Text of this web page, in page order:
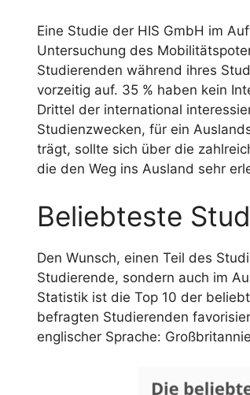
Eine Studie der HIS GmbH im
Untersuchung des
Studierenden während ihres
vorzeitig auf. 35 % haben kein
Drittel der international
Studienzwecken, für ein
trägt, sollte sich über die
die den Weg ins Ausland sehr
Beliebteste
Den Wunsch, einen Teil des
Studierende, sondern auch im
Statistik ist die Top 10 der
befragten Studierenden
englischer Sprache: